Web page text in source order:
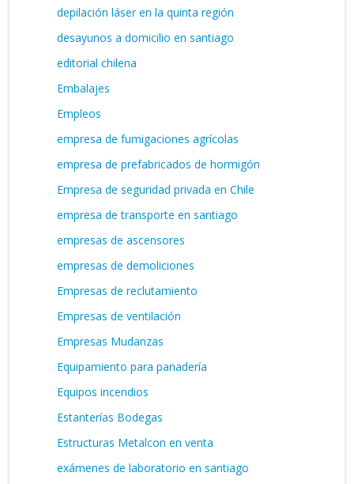
depilación láser en la quinta región
desayunos a domicilio en santiago
editorial chilena
Embalajes
Empleos
empresa de fumigaciones agrícolas
empresa de prefabricados de hormigón
Empresa de seguridad privada en Chile
empresa de transporte en santiago
empresas de ascensores
empresas de demoliciones
Empresas de reclutamiento
Empresas de ventilación
Empresas Mudanzas
Equipamiento para panadería
Equipos incendios
Estanterías Bodegas
Estructuras Metalcon en venta
exámenes de laboratorio en santiago